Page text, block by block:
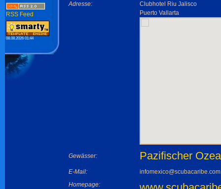
Adresse:
Clubhotel Riu Jalisco
Puerto Vallarta
Gewässer: Pazifischer
E-Mail:
infomexico@scubacaribe.com
Homepage:
RSS Feed
08.08.2026 01:44